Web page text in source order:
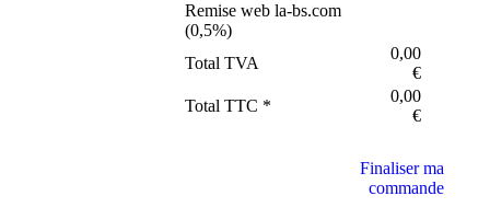
Remise web la-bs.com
(0,5%)
Total TVA
0,00
€
Total TTC *
0,00
€
Finaliser ma
commande